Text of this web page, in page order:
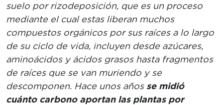
suelo por rizodeposición, que es un proceso
mediante el cual estas liberan muchos
compuestos orgánicos por sus raíces a lo largo
de su ciclo de vida, incluyen desde azúcares,
aminoácidos y ácidos grasos hasta fragmentos
de raíces que se van muriendo y se
descomponen. Hace unos años se midió
cuánto carbono aportan las plantas por